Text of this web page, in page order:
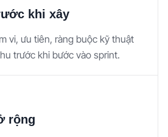
khi xây
vi, ưu tiên, ràng buộc kỹ thuật
trước khi bước vào sprint.
rộng